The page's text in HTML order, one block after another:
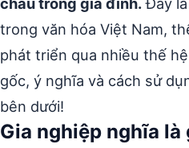
trong văn hóa Việt Nam,
phát triển qua nhiều thế
gốc, ý nghĩa và cách sử
bên dưới!
Gia nghiệp nghĩa là